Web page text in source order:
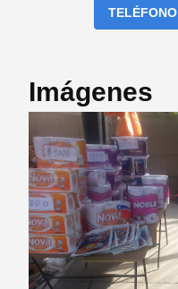
TELÉFONO
Imágenes